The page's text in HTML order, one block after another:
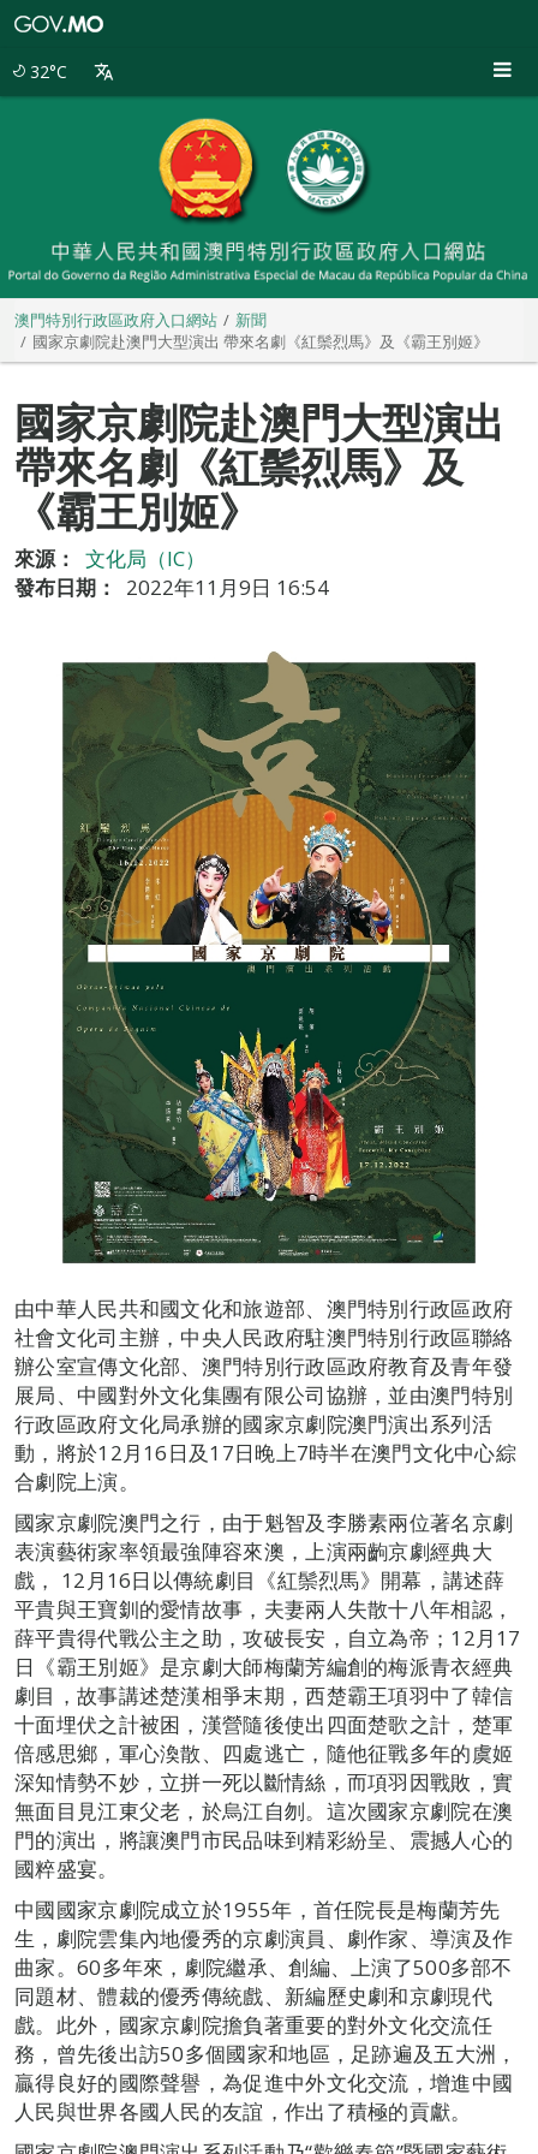
32°C
澳門特別行政區政府入口網站
新聞
國家京劇院赴澳門大型演出 帶來名劇《紅鬃烈馬》及《霸王別姬》
國家京劇院赴澳門大型演出
帶來名劇《紅鬃烈馬》及
《霸王別姬》
來源：
文化局（IC）
發布日期：
2022年11月9日 16:54
由中華人民共和國文化和旅遊部、澳門特別行政區政府
社會文化司主辦，中央人民政府駐澳門特別行政區聯絡
辦公室宣傳文化部、澳門特別行政區政府教育及青年發
展局、中國對外文化集團有限公司協辦，並由澳門特別
行政區政府文化局承辦的國家京劇院澳門演出系列活
動，將於12月16日及17日晚上7時半在澳門文化中心綜
合劇院上演。
國家京劇院澳門之行，由于魁智及李勝素兩位著名京劇
表演藝術家率領最強陣容來澳，上演兩齣京劇經典大
戲， 12月16日以傳統劇目《紅鬃烈馬》開幕，講述薛
平貴與王寶釧的愛情故事，夫妻兩人失散十八年相認，
薛平貴得代戰公主之助，攻破長安，自立為帝；12月17
日《霸王別姬》是京劇大師梅蘭芳編創的梅派青衣經典
劇目，故事講述楚漢相爭末期，西楚霸王項羽中了韓信
十面埋伏之計被困，漢營隨後使出四面楚歌之計，楚軍
倍感思鄉，軍心渙散、四處逃亡，隨他征戰多年的虞姬
深知情勢不妙，立拼一死以斷情絲，而項羽因戰敗，實
無面目見江東父老，於烏江自刎。這次國家京劇院在澳
門的演出，將讓澳門市民品味到精彩紛呈、震撼人心的
國粹盛宴。
中國國家京劇院成立於1955年，首任院長是梅蘭芳先
生，劇院雲集內地優秀的京劇演員、劇作家、導演及作
曲家。60多年來，劇院繼承、創編、上演了500多部不
同題材、體裁的優秀傳統戲、新編歷史劇和京劇現代
戲。此外，國家京劇院擔負著重要的對外文化交流任
務，曾先後出訪50多個國家和地區，足跡遍及五大洲，
贏得良好的國際聲譽，為促進中外文化交流，增進中國
人民與世界各國人民的友誼，作出了積極的貢獻。